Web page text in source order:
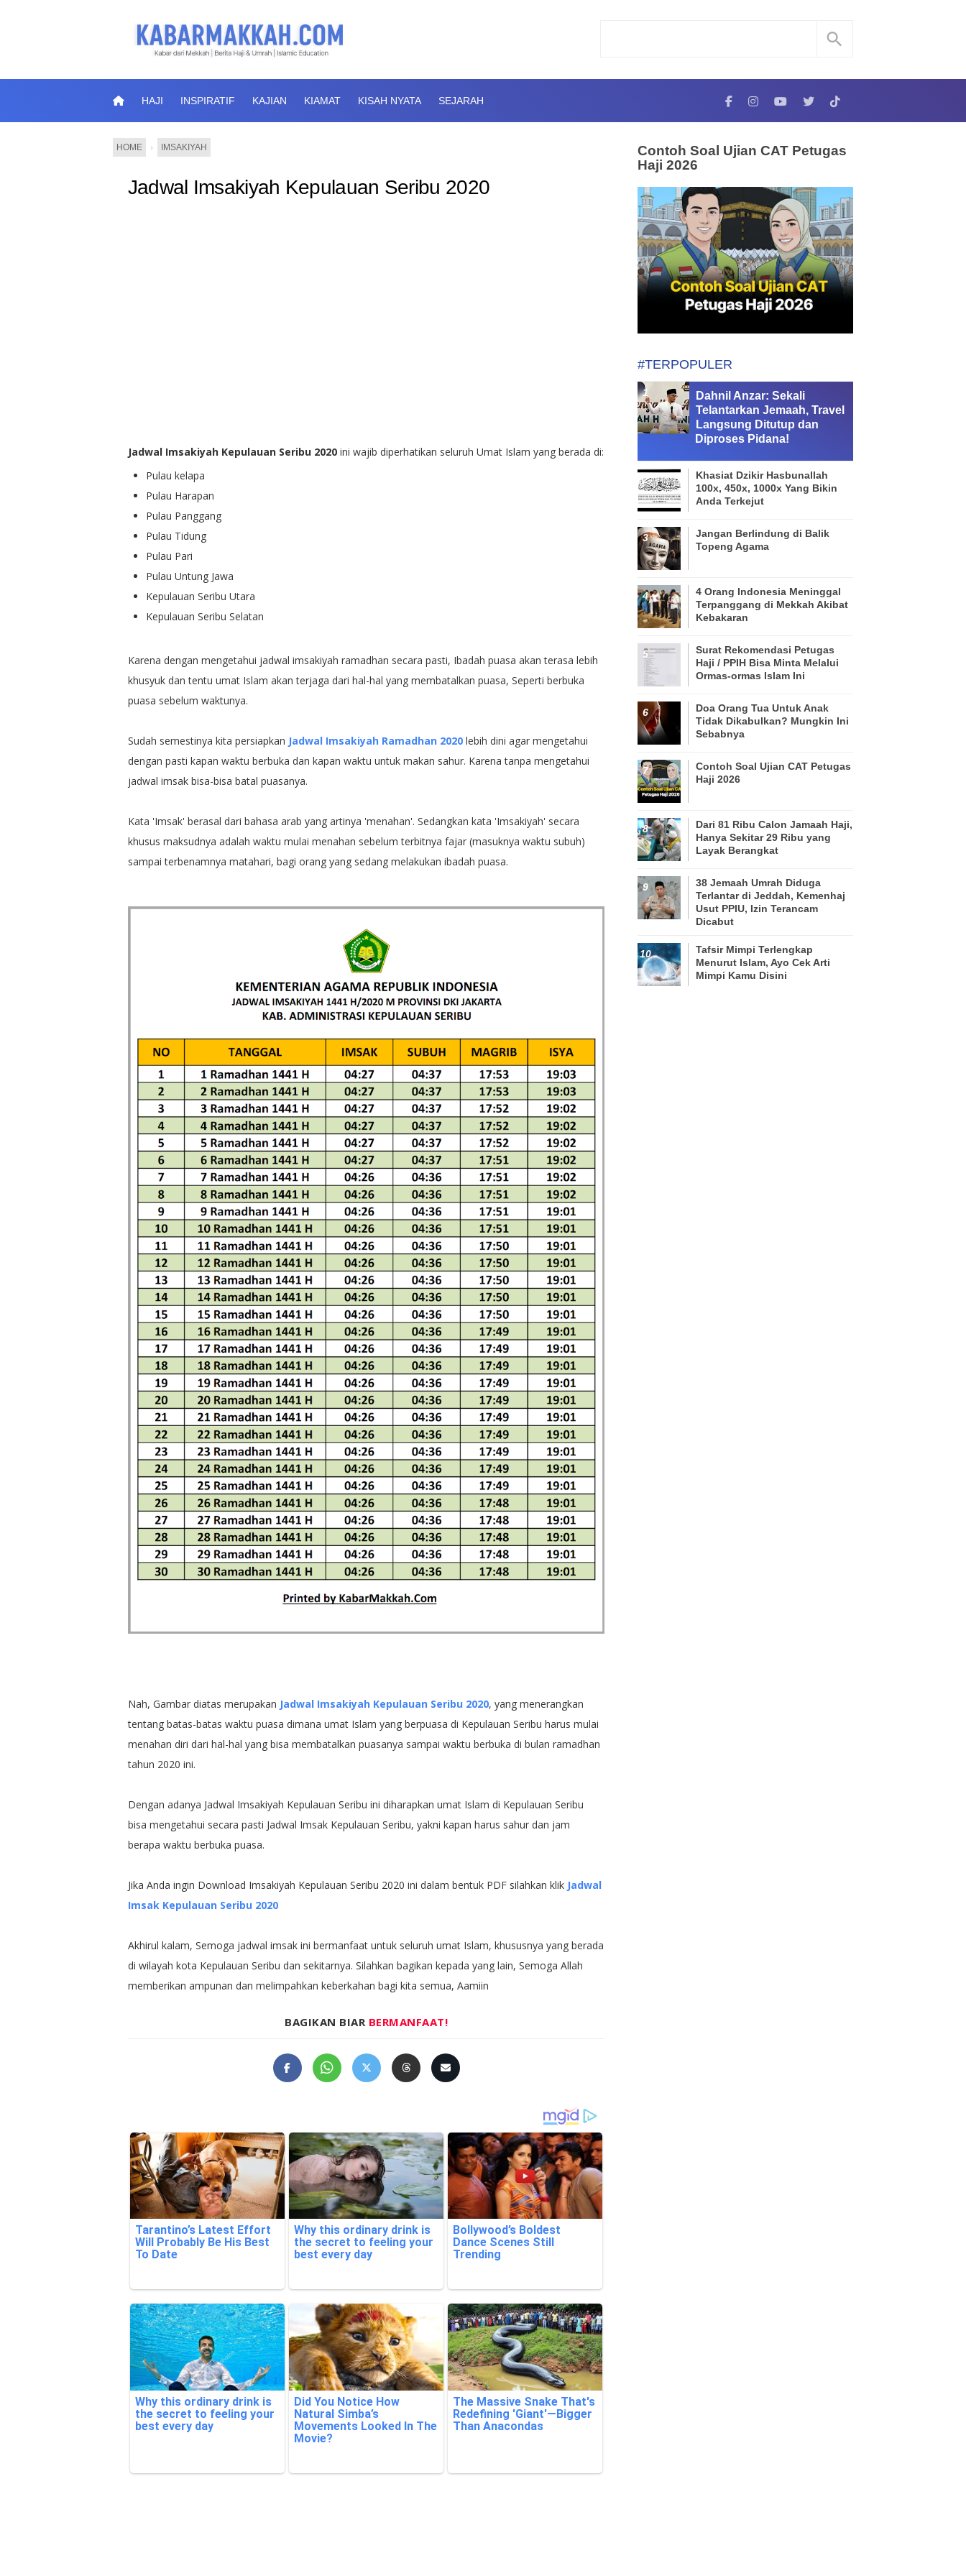
HAJI INSPIRATIF KAJIAN KIAMAT KISAH NYATA SEJARAH
HOME › IMSAKIYAH
Jadwal Imsakiyah Kepulauan Seribu 2020
Jadwal Imsakiyah Kepulauan Seribu 2020ini wajib diperhatikan seluruh Umat Islam yang berada di:
Pulau kelapa
Pulau Harapan
Pulau Panggang
Pulau Tidung
Pulau Pari
Pulau Untung Jawa
Kepulauan Seribu Utara
Kepulauan Seribu Selatan
Karena dengan mengetahui jadwal imsakiyah ramadhan secara pasti, Ibadah puasa akan terasa lebih
khusyuk dan tentu umat Islam akan terjaga dari hal-hal yang membatalkan puasa, Seperti berbuka
puasa sebelum waktunya.
Sudah semestinya kita persiapkan Jadwal Imsakiyah Ramadhan 2020lebih dini agar mengetahui
dengan pasti kapan waktu berbuka dan kapan waktu untuk makan sahur. Karena tanpa mengetahui
jadwal imsak bisa-bisa batal puasanya.
Kata 'Imsak' berasal dari bahasa arab yang artinya 'menahan'. Sedangkan kata 'Imsakiyah' secara
khusus maksudnya adalah waktu mulai menahan sebelum terbitnya fajar (masuknya waktu subuh)
sampai terbenamnya matahari, bagi orang yang sedang melakukan ibadah puasa.
Nah, Gambar diatas merupakan Jadwal Imsakiyah Kepulauan Seribu 2020, yang menerangkan
tentang batas-batas waktu puasa dimana umat Islam yang berpuasa di Kepulauan Seribu harus mulai
menahan diri dari hal-hal yang bisa membatalkan puasanya sampai waktu berbuka di bulan ramadhan
tahun 2020 ini.
Dengan adanya Jadwal Imsakiyah Kepulauan Seribu ini diharapkan umat Islam di Kepulauan Seribu
bisa mengetahui secara pasti Jadwal Imsak Kepulauan Seribu, yakni kapan harus sahur dan jam
berapa waktu berbuka puasa.
Jika Anda ingin Download Imsakiyah Kepulauan Seribu 2020 ini dalam bentuk PDF silahkan klik Jadwal
Imsak Kepulauan Seribu 2020
Akhirul kalam, Semoga jadwal imsak ini bermanfaat untuk seluruh umat Islam, khususnya yang berada
di wilayah kota Kepulauan Seribu dan sekitarnya. Silahkan bagikan kepada yang lain, Semoga Allah
memberikan ampunan dan melimpahkan keberkahan bagi kita semua, Aamiin
BAGIKAN BIAR BERMANFAAT!
Contoh Soal Ujian CAT Petugas
Haji 2026
#TERPOPULER
Dahnil Anzar: Sekali
Telantarkan Jemaah, Travel
Langsung Ditutup dan
Diproses Pidana!
Khasiat Dzikir Hasbunallah
100x, 450x, 1000x Yang Bikin
Anda Terkejut
Jangan Berlindung di Balik
Topeng Agama
4 Orang Indonesia Meninggal
Terpanggang di Mekkah Akibat
Kebakaran
Surat Rekomendasi Petugas
Haji / PPIH Bisa Minta Melalui
Ormas-ormas Islam Ini
Doa Orang Tua Untuk Anak
Tidak Dikabulkan? Mungkin Ini
Sebabnya
Contoh Soal Ujian CAT Petugas
Haji 2026
Dari 81 Ribu Calon Jamaah Haji,
Hanya Sekitar 29 Ribu yang
Layak Berangkat
38 Jemaah Umrah Diduga
Terlantar di Jeddah, Kemenhaj
Usut PPIU, Izin Terancam
Dicabut
Tafsir Mimpi Terlengkap
Menurut Islam, Ayo Cek Arti
Mimpi Kamu Disini